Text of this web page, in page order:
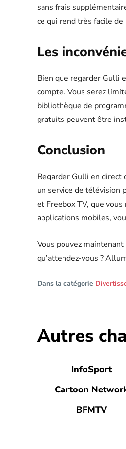
sans frais
ce qui rend très facile
Les
Bien que regarder Gulli
compte. Vous serez
bibliothèque de
gratuits peuvent être
Conclusion
Regarder Gulli en direct
un service de télévision
et Freebox TV, que
applications mobiles,
Vous pouvez
qu’attendez-vous ?
Dans la catégorie
Autres
InfoSport
Cartoon
BFMTV